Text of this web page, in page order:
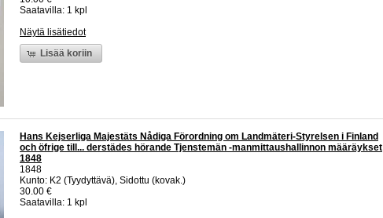
Saatavilla: 1 kpl
Näytä lisätiedot
Lisää koriin
Hans Kejserliga Majestäts Nådiga Förordning om Landmäteri-Styrelsen i Finland
och öfrige till... derstädes hörande Tjenstemän -manmittaushallinnon määräykset
1848
1848
Kunto: K2 (Tyydyttävä), Sidottu (kovak.)
30.00 €
Saatavilla: 1 kpl